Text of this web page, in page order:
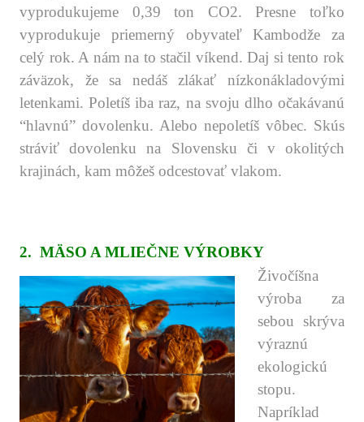
vyprodukujeme 0,39 ton CO2. Presne toľko
vyprodukuje priemerný obyvateľ Kambodže za
celý rok. A nám na to stačil víkend. Daj si tento rok
záväzok, že sa nedáš zlákať nízkonákladovými
letenkami. Poletíš iba raz, na svoju dlho očakávanú
“hlavnú” dovolenku. Alebo nepoletíš vôbec. Skús
stráviť dovolenku na Slovensku či v okolitých
krajinách, kam môžeš odcestovať vlakom.
2. MÄSO A MLIEČNE VÝROBKY
Živočíšna
výroba za
sebou skrýva
výraznú
ekologickú
stopu.
Napríklad